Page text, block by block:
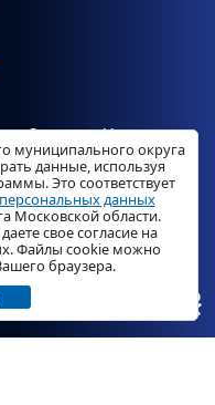
ул.Солнцева, 11
муниципального
.
Администрации
ruza_og_argo@mosreg.ru
муниципального округа
данные, используя
Это соответствует
данных
Московской области.
свое согласие на
Файлы cookie можно
браузера.